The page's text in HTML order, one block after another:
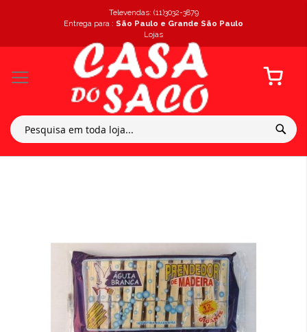
Televendas: (11)3032-3879
Entrega para : São Paulo e Grande São Paulo
Lojas
Meu